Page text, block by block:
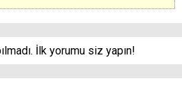
İlk yorumu siz yapın!